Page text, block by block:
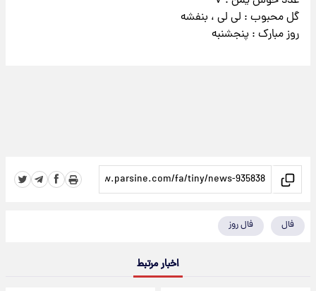
گل محبوب : لی لی ، بنفشه
روز مبارک : پنجشنبه
فال فال روز
اخبار مرتبط